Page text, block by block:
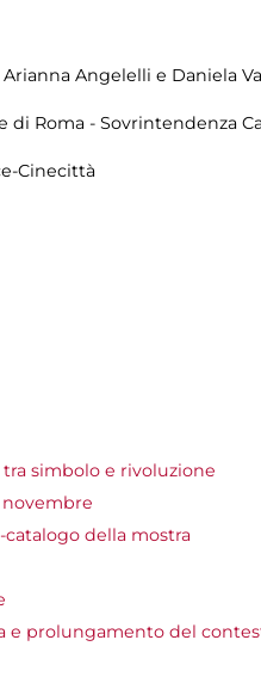
Angelelli e Daniela
di Roma - Sovrintendenza
Cinecittà
simbolo e rivoluzione
della mostra
e prolungamento del